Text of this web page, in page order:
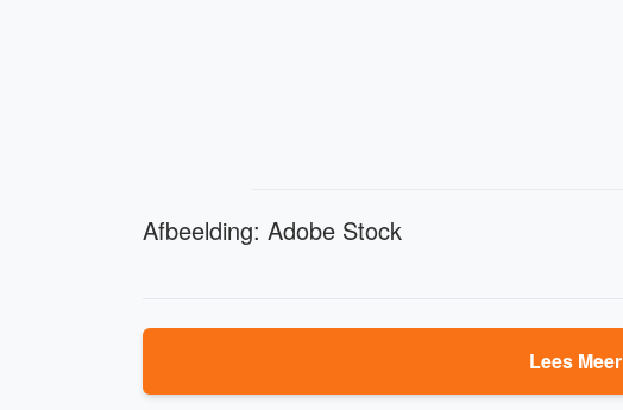
Afbeelding: Adobe Stock
Lees Meer